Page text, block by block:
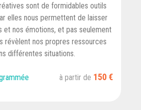
sont de formidables outils
elles nous permettent de laisser
et nos émotions, et pas seulement
révèlent nos propres ressources
différentes situations.
à partir de 150 €